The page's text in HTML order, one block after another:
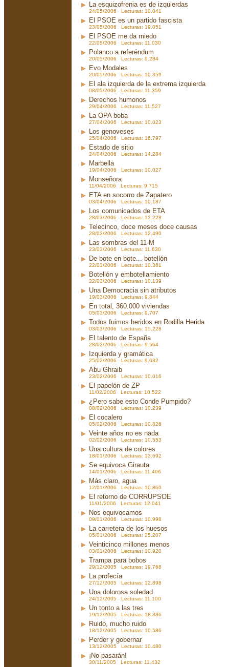
La esquizofrenia es de izquierdas
24/05/2006 Lecturas: 10.041
El PSOE es un partido fascista
23/05/2006 Lecturas: 19.051
El PSOE me da miedo
22/05/2006 Lecturas: 11.030
Polanco a referéndum
20/05/2006 Lecturas: 9.284
Evo Modales
20/05/2006 Lecturas: 10.359
El ala izquierda de la extrema izquierda
08/05/2006 Lecturas: 11.359
Derechos humonos
29/04/2006 Lecturas: 11.527
La OPA boba
27/04/2006 Lecturas: 10.023
Los genoveses
25/04/2006 Lecturas: 16.797
Estado de sitio
24/04/2006 Lecturas: 14.284
Marbella
19/04/2006 Lecturas: 10.027
Monseñora
11/04/2006 Lecturas: 9.715
ETA en socorro de Zapatero
03/04/2006 Lecturas: 10.187
Los comunicados de ETA
28/03/2006 Lecturas: 12.228
Telecinco, doce meses doce causas
28/03/2006 Lecturas: 12.490
Las sombras del 11-M
23/03/2006 Lecturas: 11.630
De bote en bote... botellón
22/03/2006 Lecturas: 10.361
Botellón y embotellamiento
22/03/2006 Lecturas: 10.139
Una Democracia sin atributos
19/03/2006 Lecturas: 9.844
En total, 360.000 viviendas
05/03/2006 Lecturas: 9.707
Todos fuimos heridos en Rodilla Herida
03/03/2006 Lecturas: 15.228
El talento de España
28/02/2006 Lecturas: 9.564
Izquierda y gramática
25/02/2006 Lecturas: 9.632
Abu Ghraib
23/02/2006 Lecturas: 10.016
El papelón de ZP
11/02/2006 Lecturas: 10.522
¿Pero sabe esto Conde Pumpido?
08/02/2006 Lecturas: 10.239
El cocalero
05/02/2006 Lecturas: 10.826
Veinte años no es nada
02/02/2006 Lecturas: 10.553
Una cultura de colores
18/01/2006 Lecturas: 13.692
Se equivoca Girauta
14/01/2006 Lecturas: 11.406
Más claro, agua
12/01/2006 Lecturas: 10.860
El retorno de CORRUPSOE
11/01/2006 Lecturas: 12.041
Nos equivocamos
09/01/2006 Lecturas: 10.998
La carretera de los huesos
05/01/2006 Lecturas: 25.207
Veinticinco millones menos
03/01/2006 Lecturas: 10.920
Trampa para bobos
29/12/2005 Lecturas: 19.768
La profecía
27/12/2005 Lecturas: 12.898
Una dolorosa soledad
24/12/2005 Lecturas: 11.100
Un tonto a las tres
19/12/2005 Lecturas: 18.336
Ruido, mucho ruido
18/12/2005 Lecturas: 10.586
Perder y gobernar
13/12/2005 Lecturas: 10.480
¡No pasarán!
30/11/2005 Lecturas: 11.432